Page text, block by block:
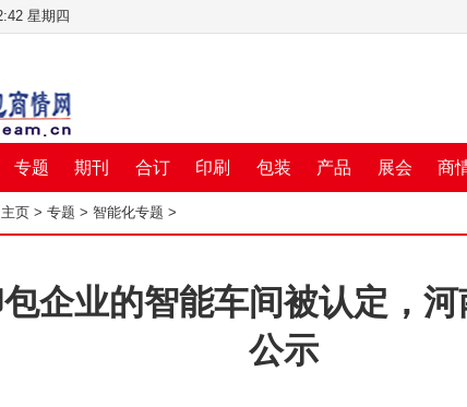
星期四
专题 期刊 合订 印刷 包装 产品 展会 商
主页 > 专题 > 智能化专题 >
企业的智能车间被认定，
公示